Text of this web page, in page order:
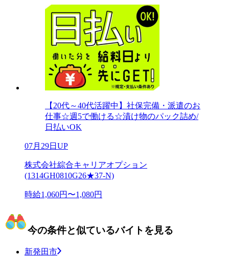
【20代～40代活躍中】社保完備・派遣のお
仕事☆週5で働ける☆漬け物のパック詰め/
日払いOK
07月29日UP
株式会社綜合キャリアオプション
(1314GH0810G26★37-N)
時給1,060円〜1,080円
今の条件と似ているバイトを見る
新発田市